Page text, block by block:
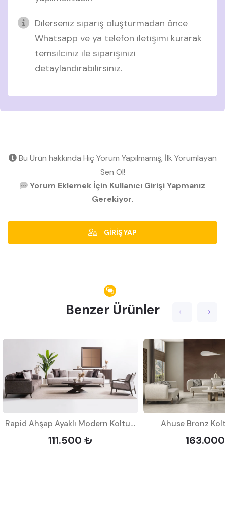
Dilerseniz sipariş oluşturmadan önce
Whatsapp ve ya telefon iletişimi kurarak
temsilciniz ile siparişinizi
detaylandırabilirsiniz.
Bu Ürün hakkında Hiç Yorum Yapılmamış, İlk Yorumlayan
Sen Ol!
Yorum Eklemek İçin Kullanıcı Girişi Yapmanız
Gerekiyor.
GİRİŞ YAP
Benzer Ürünler
Rapid Ahşap Ayaklı Modern Koltuk Takımı
111.500 ₺
Ahuse Bronz